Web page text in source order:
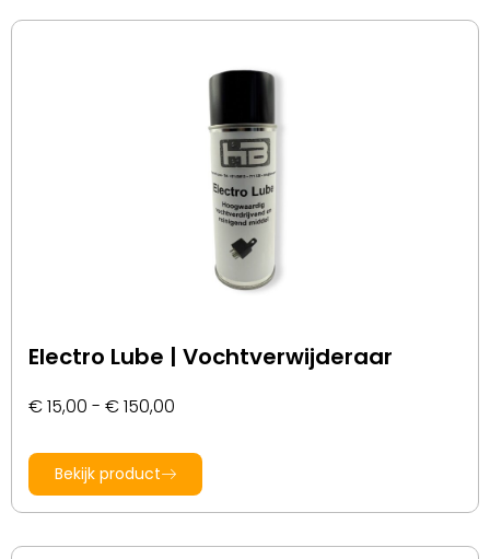
Electro Lube | Vochtverwijderaar
€15,00 - €150,00
Bekijk product